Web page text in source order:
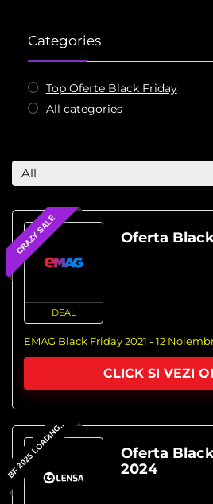
Categories
Top Oferte Black Friday
All categories
All
CRAZY SALE
DEAL
Oferta
EMAG Black Friday 2021 - 12
CLICK SI VEZI
BF 2025 LOADING..
Oferta
2024